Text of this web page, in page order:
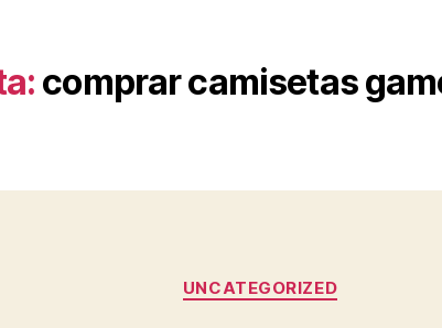
comprar camisetas
Categorías
UNCATEGORIZED